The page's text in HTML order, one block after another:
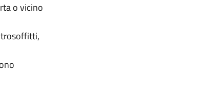
o vicino